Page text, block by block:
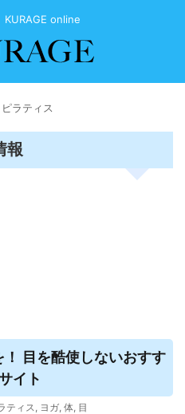
KURAGE online
ピラティス
報
目を酷使しないおすす
イト
ティス, ヨガ, 体, 目